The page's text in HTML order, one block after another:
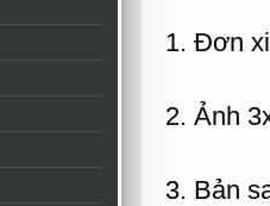
1. Đơn
2. Ảnh
3. Bản